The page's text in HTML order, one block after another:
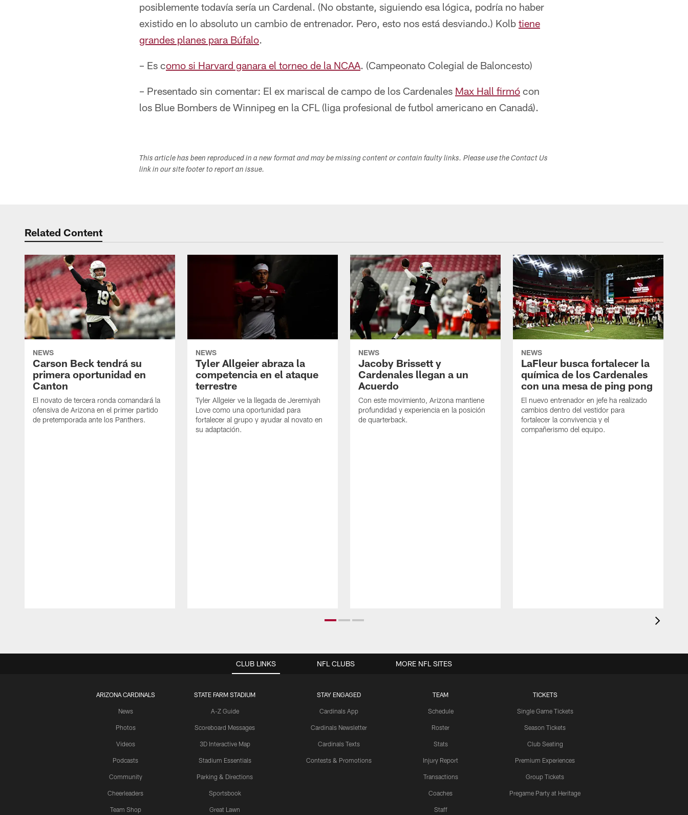
posiblemente todavía sería un Cardenal. (No obstante, siguiendo esa lógica, podría no haber
existido en lo absoluto un cambio de entrenador. Pero, esto nos está desviando.) Kolb tiene
grandes planes para Búfalo.
– Es como si Harvard ganara el torneo de la NCAA. (Campeonato Colegial de Baloncesto)
– Presentado sin comentar: El ex mariscal de campo de los Cardenales Max Hall firmó con
los Blue Bombers de Winnipeg en la CFL (liga profesional de futbol americano en Canadá).
This article has been reproduced in a new format and may be missing content or contain faulty links. Please use the Contact Us
link in our site footer to report an issue.
Related Content
NEWS
Carson Beck tendrá su
primera oportunidad en
Canton
El novato de tercera ronda comandará la
ofensiva de Arizona en el primer partido
de pretemporada ante los Panthers.
NEWS
Tyler Allgeier abraza la
competencia en el ataque
terrestre
Tyler Allgeier ve la llegada de Jeremiyah
Love como una oportunidad para
fortalecer al grupo y ayudar al novato en
su adaptación.
NEWS
Jacoby Brissett y
Cardenales llegan a un
Acuerdo
Con este movimiento, Arizona mantiene
profundidad y experiencia en la posición
de quarterback.
NEWS
LaFleur busca fortalecer la
química de los Cardenales
con una mesa de ping pong
El nuevo entrenador en jefe ha realizado
cambios dentro del vestidor para
fortalecer la convivencia y el
compañerismo del equipo.
CLUB LINKS
ARIZONA CARDINALS
News
Photos
Videos
Podcasts
Community
Cheerleaders
Team Shop
STATE FARM STADIUM
A-Z Guide
Scoreboard Messages
3D Interactive Map
Stadium Essentials
Parking & Directions
Sportsbook
Great Lawn
STAY ENGAGED
Cardinals App
Cardinals Newsletter
Cardinals Texts
Contests & Promotions
TEAM
Schedule
Roster
Stats
Injury Report
Transactions
Coaches
Staff
TICKETS
Single Game Tickets
Season Tickets
Club Seating
Premium Experiences
Group Tickets
Pregame Party at Heritage
NFL CLUBS MORE NFL SITES